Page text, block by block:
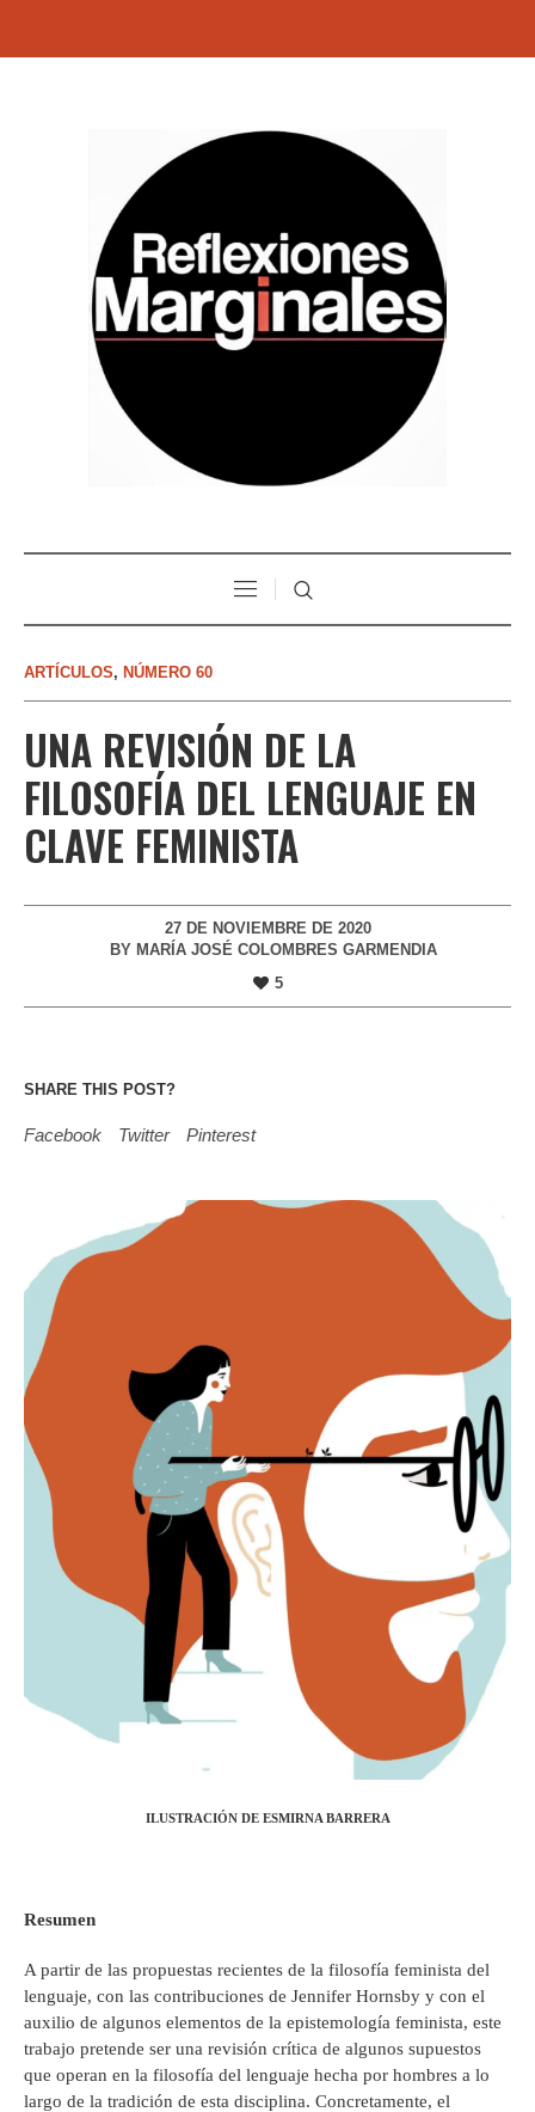
ARTÍCULOS, NÚMERO 60
UNA REVISIÓN DE LA
FILOSOFÍA DEL LENGUAJE EN
CLAVE FEMINISTA
27 DE NOVIEMBRE DE 2020
BY MARÍA JOSÉ COLOMBRES GARMENDIA
5
SHARE THIS POST?
Facebook Twitter Pinterest
ILUSTRACIÓN DE ESMIRNA BARRERA
Resumen
A partir de las propuestas recientes de la filosofía feminista del
lenguaje, con las contribuciones de Jennifer Hornsby y con el
auxilio de algunos elementos de la epistemología feminista, este
trabajo pretende ser una revisión crítica de algunos supuestos
que operan en la filosofía del lenguaje hecha por hombres a lo
largo de la tradición de esta disciplina. Concretamente, el